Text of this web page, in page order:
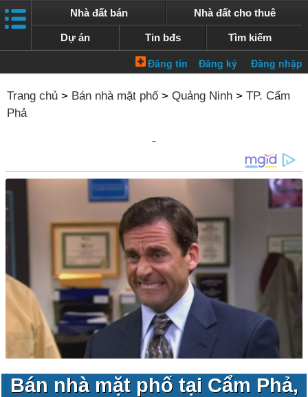
Nhà đất bán Nhà đất cho thuê
Dự án Tin bđs Tìm kiếm
Trang chủ > Bán nhà mặt phố > Quảng Ninh > TP. Cẩm
Phả
Bán nhà mặt phố tại Cẩm Phả,